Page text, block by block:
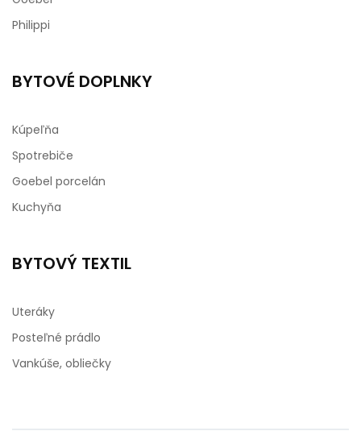
Philippi
BYTOVÉ DOPLNKY
Kúpeľňa
Spotrebiče
Goebel porcelán
Kuchyňa
BYTOVÝ TEXTIL
Uteráky
Posteľné prádlo
Vankúše, obliečky